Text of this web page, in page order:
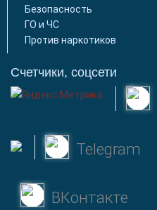
Безопасность
ГО и ЧС
Против наркотиков
Счетчики, соцсети
Telegram
ВКонтакте